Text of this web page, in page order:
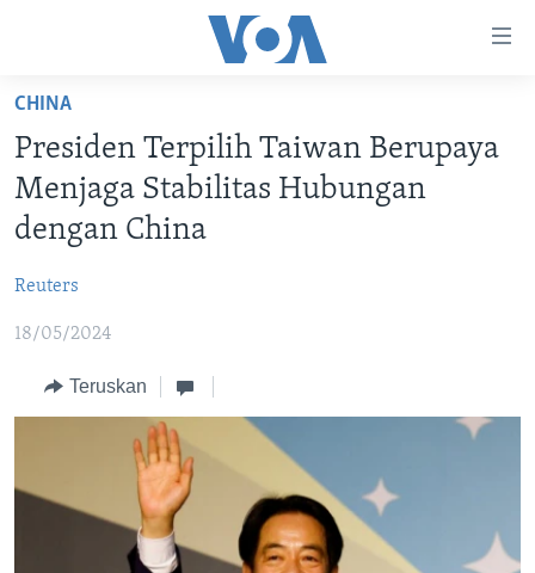
Akses
Lanjut
ke
Konten
Utama
ke
Utama
Lanjut
BERANDA
VIDEO
DAFTAR PROGRAM
Bahasa-bahasa
CHINA
Presiden Terpilih Taiwan Berupaya
Menjaga Stabilitas Hubungan
dengan China
Reuters
18/05/2024
Teruskan